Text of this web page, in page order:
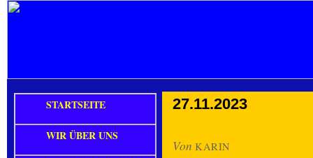
27.11.2023
Von KARIN
STARTSEITE
WIR ÜBER UNS